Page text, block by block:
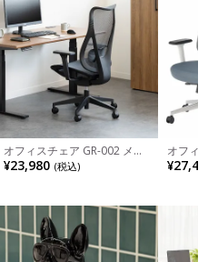
オフィスチェア GR-002 メッ
シュチェア 背ロッキング チ
ェア ヘッドレスト ゲーミン
ワークチェア ブラック グレ
¥23,980 (税込)
オフィス
付き ラン
工学 シン
¥27,480